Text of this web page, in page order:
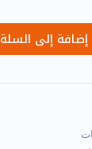
إضافة إلى السلة